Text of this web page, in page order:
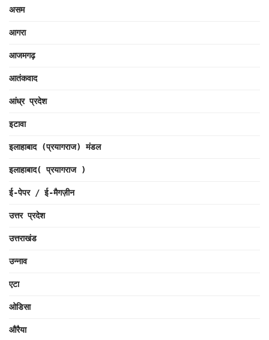
असम
आगरा
आजमगढ़
आतंकवाद
आंध्र प्रदेश
इटावा
इलाहाबाद (प्रयागराज) मंडल
इलाहाबाद( प्रयागराज )
ई-पेपर / ई-मैगज़ीन
उत्तर प्रदेश
उत्तराखंड
उन्नाव
एटा
ओडिसा
औरैया